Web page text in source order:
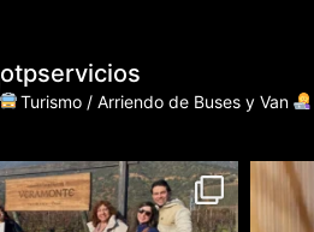
otpservicios
Turismo / Arriendo de Buses y Van